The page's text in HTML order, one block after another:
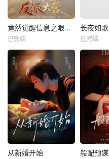
竟然觉醒信息之眼，我转身进入反派大营
已完结
长夜如歌
已完结
从新婚开始 般配预谋